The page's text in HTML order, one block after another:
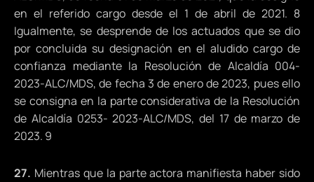
en el referido cargo desde el 1 de abril de 2021. 8
Igualmente, se desprende de los actuados que se dio
por concluida su designación en el aludido cargo de
confianza mediante la Resolución de Alcaldía 004-
2023-ALC/MDS, de fecha 3 de enero de 2023, pues ello
se consigna en la parte considerativa de la Resolución
de Alcaldía 0253- 2023-ALC/MDS, del 17 de marzo de
2023. 9
27. Mientras que la parte actora manifiesta haber sido